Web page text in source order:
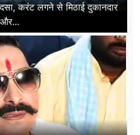
करंट लगने से मिठाई दुकानदार
और...